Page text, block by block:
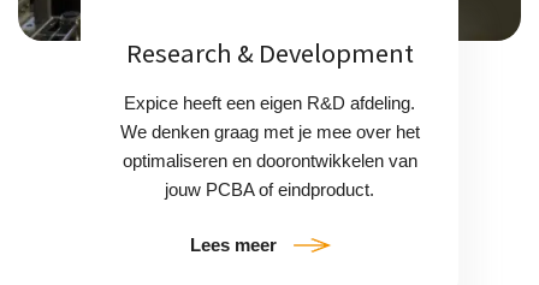
Research & Development
Expice heeft een eigen R&D afdeling.
We denken graag met je mee over het
optimaliseren en doorontwikkelen van
jouw PCBA of eindproduct.
Lees meer